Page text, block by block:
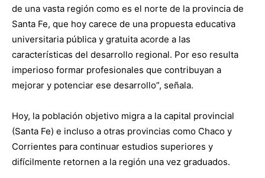
de una vasta región como es el norte de la provincia de
Santa Fe, que hoy carece de una propuesta educativa
universitaria pública y gratuita acorde a las
características del desarrollo regional. Por eso resulta
imperioso formar profesionales que contribuyan a
mejorar y potenciar ese desarrollo”, señala.
Hoy, la población objetivo migra a la capital provincial
(Santa Fe) e incluso a otras provincias como Chaco y
Corrientes para continuar estudios superiores y
difícilmente retornen a la región una vez graduados.